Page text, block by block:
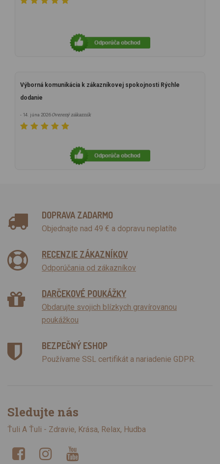
Výborná komunikácia k zákazníkovej spokojnosti Rýchle
dodanie
- 14. júna 2026Overený zákazník
DOPRAVA ZADARMO
Objednajte nad 49 € a dopravu neplatíte
RECENZIE ZÁKAZNÍKOV
Odporúčania od zákazníkov
DARČEKOVÉ POUKÁŽKY
Obdarujte svojich blízkych gravírovanou
poukážkou
BEZPEČNÝ ESHOP
Používame SSL certifikát a nariadenie GDPR.
Sledujte nás
Ťuli A Ťuli - Zdravie, Krása, Relax, Hudba